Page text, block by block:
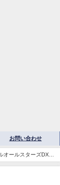
お問い合わせ
ールスターズDXと